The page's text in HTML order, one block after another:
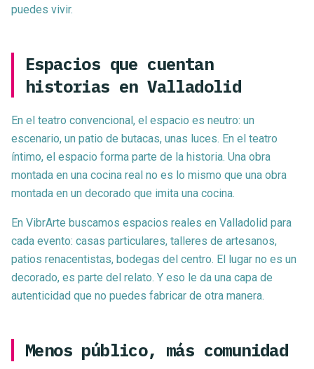
puedes vivir.
Espacios que cuentan
historias en Valladolid
En el teatro convencional, el espacio es neutro: un
escenario, un patio de butacas, unas luces. En el teatro
íntimo, el espacio forma parte de la historia. Una obra
montada en una cocina real no es lo mismo que una obra
montada en un decorado que imita una cocina.
En VibrArte buscamos espacios reales en Valladolid para
cada evento: casas particulares, talleres de artesanos,
patios renacentistas, bodegas del centro. El lugar no es un
decorado, es parte del relato. Y eso le da una capa de
autenticidad que no puedes fabricar de otra manera.
Menos público, más comunidad